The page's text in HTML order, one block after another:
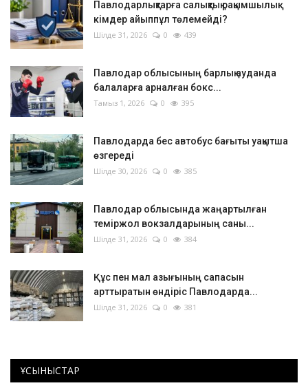
Павлодарлықтарға салықтық рақымшылық:
кімдер айыппұл төлемейді?
Шілде 31, 2026 0 439
Павлодар облысының барлық ауданда
балаларға арналған бокс...
Тамыз 1, 2026 0 395
Павлодарда бес автобус бағыты уақытша
өзгереді
Шілде 30, 2026 0 385
Павлодар облысында жаңартылған
теміржол вокзалдарының саны...
Шілде 31, 2026 0 384
Құс пен мал азығының сапасын
арттыратын өндіріс Павлодарда...
Шілде 31, 2026 0 381
ҰСЫНЫСТАР